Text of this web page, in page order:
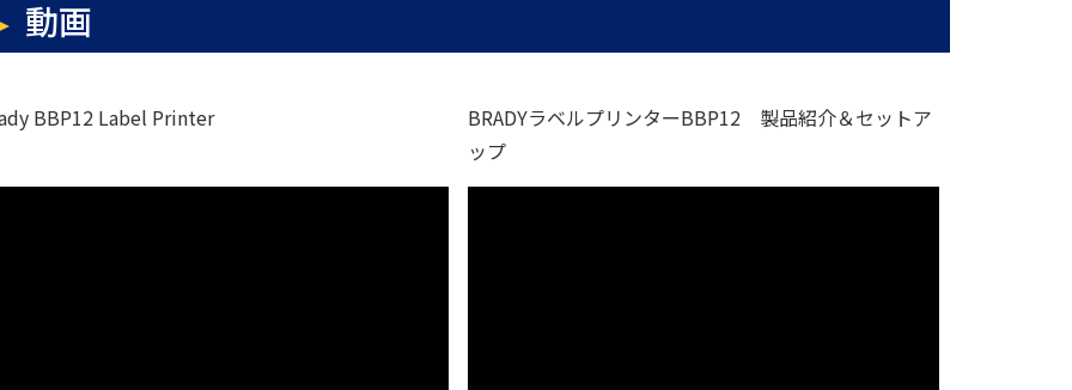
動画
BBP12 Label Printer
BRADYラベルプリンターBBP12 製品紹介＆セットア
ップ